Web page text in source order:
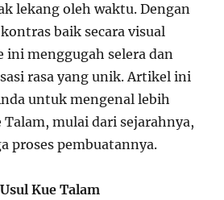
lekang oleh waktu. Dengan
baik secara visual
ini menggugah selera dan
rasa yang unik. Artikel ini
untuk mengenal lebih
mulai dari sejarahnya,
proses pembuatannya.
Kue Talam